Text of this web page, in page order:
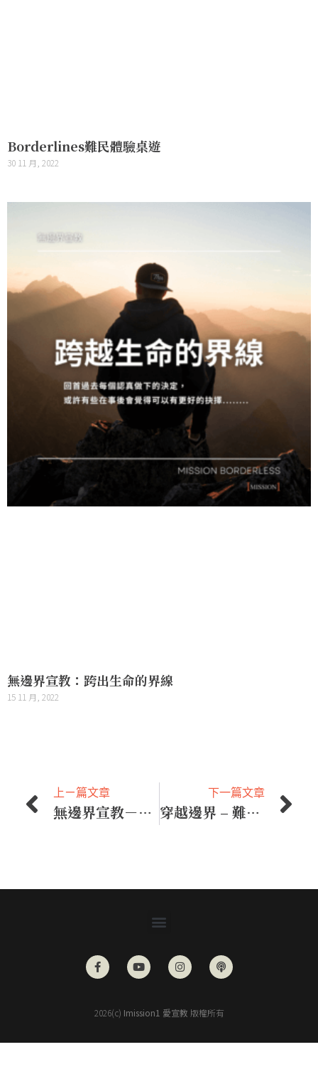
Borderlines難民體驗桌遊
30 11 月, 2022
無邊界宣教：跨出生命的界線
15 11 月, 2022
上ㄧ篇文章
無邊界宣教－【突破邊界，發現新世界】
下一篇文章
穿越邊界 – 難民體驗桌遊
2026(c) Imission1 愛宣教 版權所有